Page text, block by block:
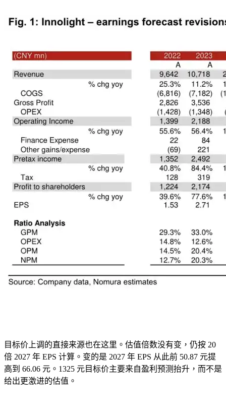
目标价上调的直接来源也在这里。估值倍数没有变，仍按 20
倍 2027 年 EPS 计算。变的是 2027 年 EPS 从此前 50.87 元提
高到 66.06 元。1325 元目标价主要来自盈利预测抬升，而不是
给出更激进的估值。